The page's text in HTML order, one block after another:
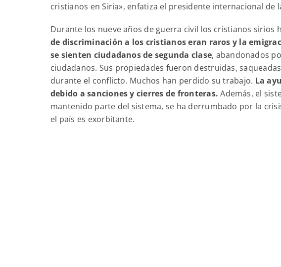
cristianos en Siria», enfatiza el presidente internacional de
Durante los nueve años de guerra civil los cristianos sirios
de discriminación a los cristianos eran raros y la
se sienten ciudadanos de segunda clase, abandonados
ciudadanos. Sus propiedades fueron destruidas,
durante el conflicto. Muchos han perdido su trabajo. La
debido a sanciones y cierres de fronteras. Además, el
mantenido parte del sistema, se ha derrumbado por la
el país es exorbitante.